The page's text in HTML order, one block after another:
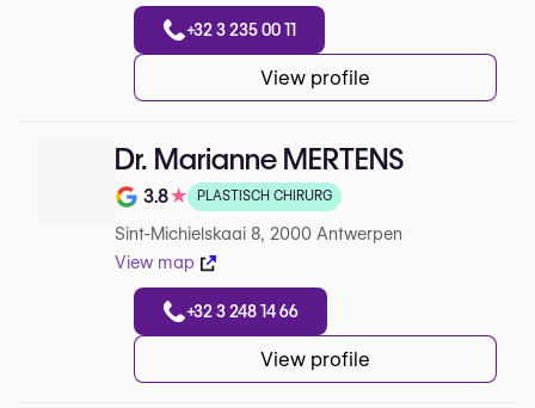
+32 3 235 00 11
View profile
Dr. Marianne MERTENS
Note de 3.8 sur 5 sur Google
3.8★ PLASTISCH CHIRURG
Sint-Michielskaai 8, 2000 Antwerpen
View map
+32 3 248 14 66
View profile